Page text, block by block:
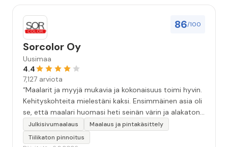
86/100
Sorcolor Oy
Uusimaa
4.4
7,127 arviota
“Maalarit ja myyjä mukavia ja kokonaisuus toimi hyvin.
Kehityskohteita mielestäni kaksi. Ensimmäinen asia oli
se, että maalari huomasi heti seinän värin ja alakaton
värin erot mitä en huomannut. Hyvä toki että siinä
kohtaa huomattu mutta toki optimaalisessa
Julkisivumaalaus
Maalaus ja pintakäsittely
Tiilikaton pinnoitus